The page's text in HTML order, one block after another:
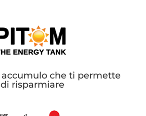
che ti permette
di risparmiare